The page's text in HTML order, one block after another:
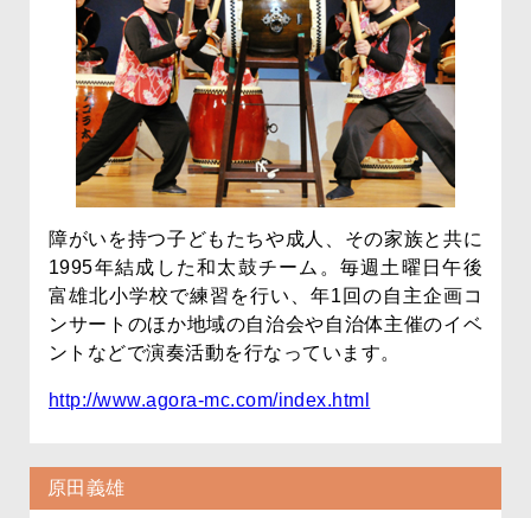
障がいを持つ子どもたちや成人、その家族と共に
1995年結成した和太鼓チーム。毎週土曜日午後
富雄北小学校で練習を行い、年1回の自主企画コ
ンサートのほか地域の自治会や自治体主催のイベ
ントなどで演奏活動を行なっています。
http://www.agora-mc.com/index.html
原田義雄